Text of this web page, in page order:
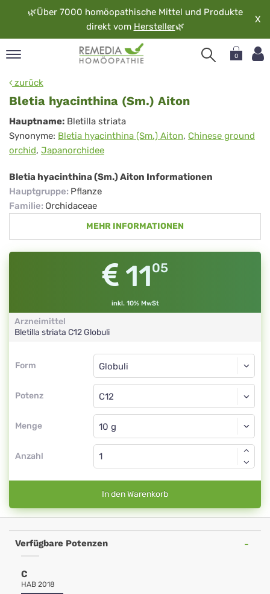
🌿Über 7000 homöopathische Mittel und Produkte
direkt vom Hersteller🌿
X
0
zurück
Bletia hyacinthina (Sm.) Aiton
Bletia
hyacinthina
(Sm.)
Aiton
Hauptname: Bletilla striata
Synonyme: Bletia hyacinthina (Sm.) Aiton, Chinese ground
orchid, Japanorchidee
Bletia hyacinthina (Sm.) Aiton Informationen
Hauptgruppe: Pflanze
Familie: Orchidaceae
MEHR INFORMATIONEN
1105
inkl. 10% MwSt
Arzneimittel
Bletilla striata C12Globuli
Form
Form
Potenz
Globuli
C12
Menge
Globuli
Anzahl
In den Warenkorb
Verfügbare Potenzen
C
HAB 2018